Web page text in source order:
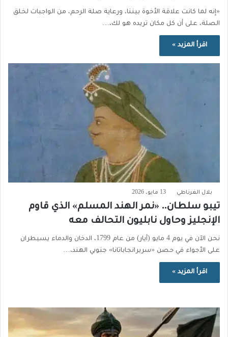
«إنه لما كانت علاقة الأخوة بيننا، ورعاية صلة الرحم، من الواجبات لخلق
الصلة، على أن كل مكان تريده هو لك،…
اقرأ المزيد »
بلال الغرناطي 13 مايو، 2026
تيبو سلطان.. «نمر الهند المسلم» الذي قاوم
الإنجليز وحاول نابليون التحالف معه
نحن الآن في يوم 4 مايو (أيار) من عام 1799، الدخان والدماء يسيطران
على الأجواء في حصن «سريرانجاباتانا» جنوبي الهند،…
اقرأ المزيد »